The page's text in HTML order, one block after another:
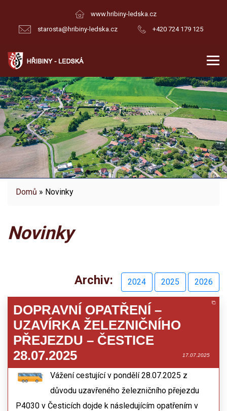
www.hribiny-ledska.cz
starosta@hribiny-ledska.cz
+420 724 179 125
Domů » Novinky
Novinky
Archiv: 2024 2025 2026
DOPRAVNÍ OPATŘENÍ –
UZAVÍRKA ŽELEZNIČNÍHO
PŘEJEZDU – ČESTICE
28.07.2025
17.07.2025
Vážení cestující v pondělí 28.07.2025 z
důvodu uzavřeného železničního přejezdu
P4030 v Česticích dojde k následujícím opatřením v